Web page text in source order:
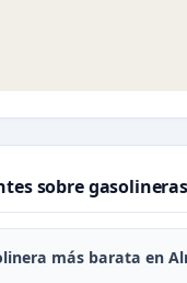
sobre
más barata en